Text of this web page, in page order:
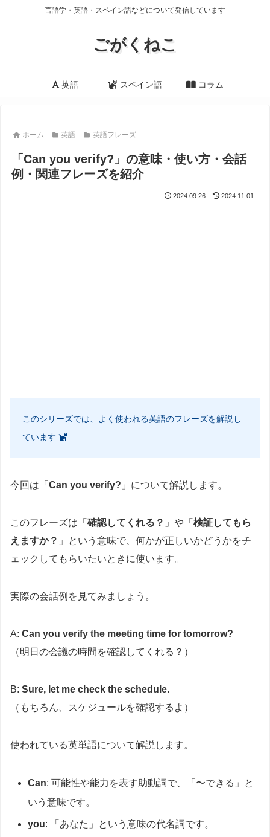
言語学・英語・スペイン語などについて発信しています
ごがくねこ
英語 スペイン語 コラム
ホーム 英語 英語フレーズ
「Can you verify?」の意味・使い方・会話
例・関連フレーズを紹介
2024.09.26 2024.11.01
このシリーズでは、よく使われる英語のフレーズを解説し
ています
今回は「 Can you verify? 」について解説します。
このフレーズは「 確認してくれる？ 」や「 検証してもら
えますか？ 」という意味で、何かが正しいかどうかをチ
ェックしてもらいたいときに使います。
実際の会話例を見てみましょう。
A: Can you verify the meeting time for tomorrow?
（明日の会議の時間を確認してくれる？）
B: Sure, let me check the schedule.
（もちろん、スケジュールを確認するよ）
使われている英単語について解説します。
Can: 可能性や能力を表す助動詞で、「〜できる」と
いう意味です。
you: 「あなた」という意味の代名詞です。